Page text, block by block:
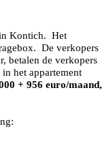
Kontich. Het
De verkopers
betalen de verkopers
het appartement
+ 956 euro/maand,